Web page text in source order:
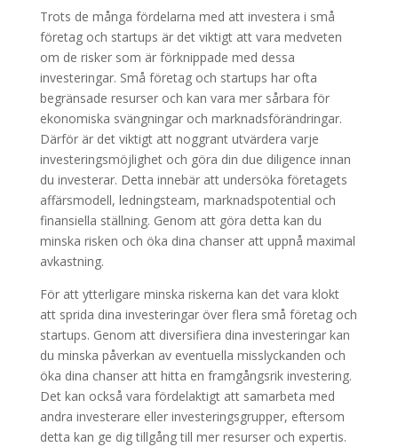
Trots de många fördelarna med att investera i små
företag och startups är det viktigt att vara medveten
om de risker som är förknippade med dessa
investeringar. Små företag och startups har ofta
begränsade resurser och kan vara mer sårbara för
ekonomiska svängningar och marknadsförändringar.
Därför är det viktigt att noggrant utvärdera varje
investeringsmöjlighet och göra din due diligence innan
du investerar. Detta innebär att undersöka företagets
affärsmodell, ledningsteam, marknadspotential och
finansiella ställning. Genom att göra detta kan du
minska risken och öka dina chanser att uppnå maximal
avkastning.
För att ytterligare minska riskerna kan det vara klokt
att sprida dina investeringar över flera små företag och
startups. Genom att diversifiera dina investeringar kan
du minska påverkan av eventuella misslyckanden och
öka dina chanser att hitta en framgångsrik investering.
Det kan också vara fördelaktigt att samarbeta med
andra investerare eller investeringsgrupper, eftersom
detta kan ge dig tillgång till mer resurser och expertis.